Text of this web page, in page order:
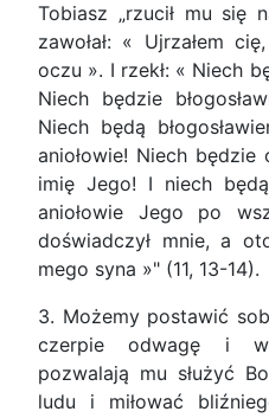
Tobiasz „rzucił mu się
zawołał: « Ujrzałem
oczu ». I rzekł: « Niech
Niech będzie
Niech będą
aniołowie! Niech
imię Jego! I niech będą
aniołowie Jego po
doświadczył mnie, a
mego syna »" (11, 13-14).
3. Możemy postawić
czerpie odwagę i
pozwalają mu służyć
ludu i miłować